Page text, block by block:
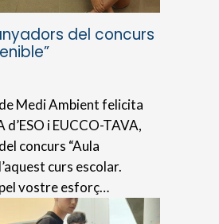
del concurs
Medi Ambient felicita
d’ESO i EUCCO-TAVA,
concurs “Aula
curs escolar.
vostre esforç…